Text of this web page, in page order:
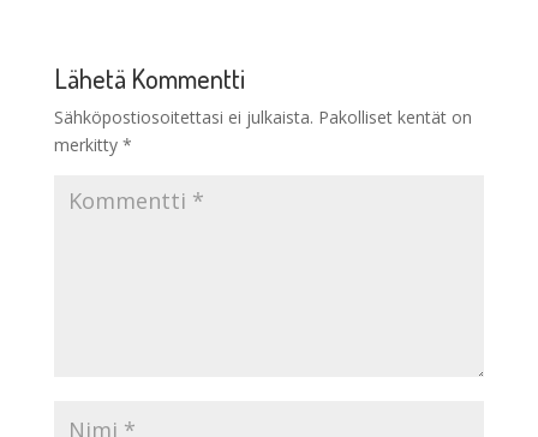
Lähetä Kommentti
Sähköpostiosoitettasi ei julkaista. Pakolliset kentät on
merkitty *